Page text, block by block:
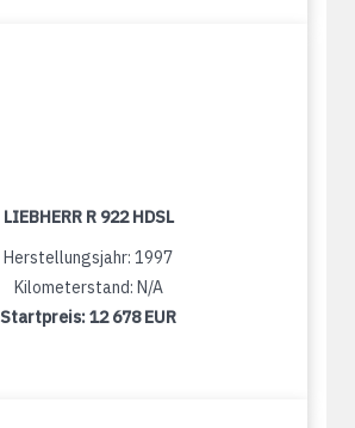
LIEBHERR R 922 HDSL
Herstellungsjahr: 1997
Kilometerstand: N/A
Startpreis:12 678 EUR